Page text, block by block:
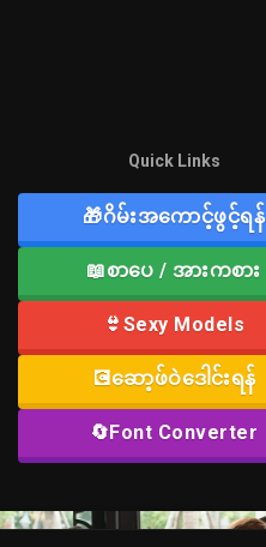
Quick Links
🎁ဂိမ်းအကောင့်ဖွင့်ရန်
📖စာပေ / အားကစား
👙Sexy Models
💽ဆော့ဖ်ဝဲဒေါင်းရန်
🔄Font Converter